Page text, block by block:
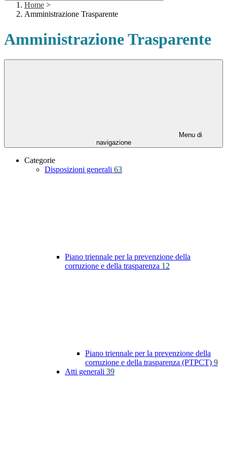
Home >
Amministrazione Trasparente
Amministrazione Trasparente
Menu di
navigazione
Categorie
Disposizioni generali 63
Piano triennale per la prevenzione della
corruzione e della trasparenza 12
Piano triennale per la prevenzione della
corruzione e della trasparenza (PTPCT) 9
Atti generali 39